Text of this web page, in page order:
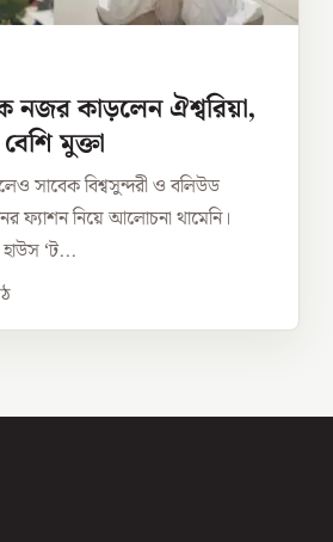
নজর কাড়লেন ঐশ্বরিয়া,
মুক্তা
সাবেক বিশ্বসুন্দরী ও বলিউড
ফ্যাশন নিয়ে আলোচনা থামেনি।
‘ট...